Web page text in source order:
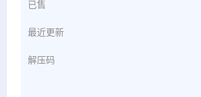
已售
最近更新
解压码